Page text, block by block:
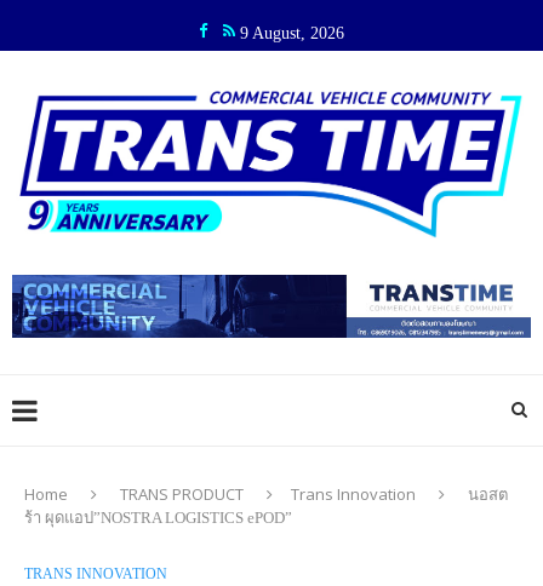
9 August, 2026
Home TRANS PRODUCT Trans Innovation
นอสต
ร้า ผุดแอป”NOSTRA LOGISTICS ePOD”
TRANS INNOVATION